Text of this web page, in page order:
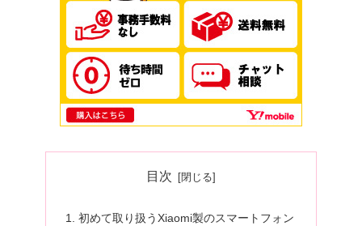
目次
初めて取り扱うXiaomi製のスマートフォン